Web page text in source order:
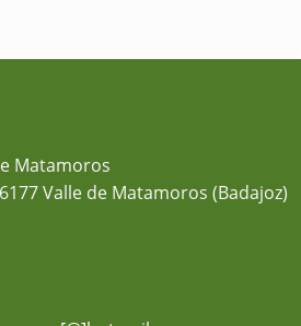
Matamoros
Valle de Matamoros (Badajoz)